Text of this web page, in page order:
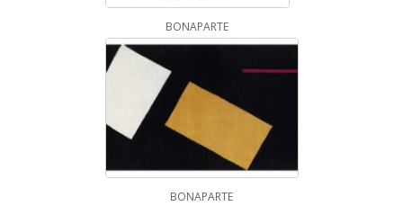
BONAPARTE
BONAPARTE